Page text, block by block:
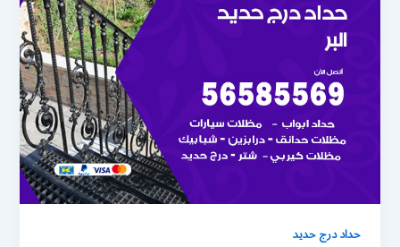
حداد درج حديد